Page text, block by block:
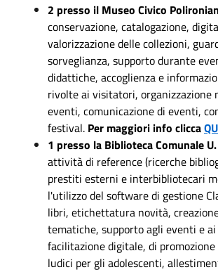
2 presso il Museo Civico
conservazione, catalogazione,
valorizzazione delle collezioni,
sorveglianza, supporto durante
didattiche, accoglienza e
rivolte ai visitatori, organizzazione
eventi, comunicazione di eventi,
festival. Per maggiori info cliccaQU
1 presso la Biblioteca Comunale
attività di reference (ricerche
prestiti esterni e interbibliotecari
l'utilizzo del software di gestione
libri, etichettatura novità,
tematiche, supporto agli eventi e
facilitazione digitale, di
ludici per gli adolescenti,